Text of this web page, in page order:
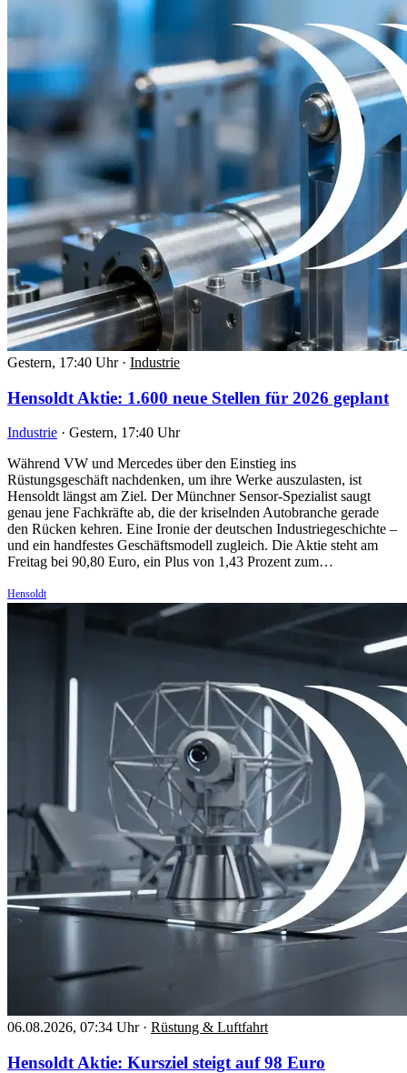
Gestern, 17:40 Uhr · Industrie
Hensoldt Aktie: 1.600 neue Stellen für 2026 geplant
Industrie · Gestern, 17:40 Uhr
Während VW und Mercedes über den Einstieg ins
Rüstungsgeschäft nachdenken, um ihre Werke auszulasten, ist
Hensoldt längst am Ziel. Der Münchner Sensor-Spezialist saugt
genau jene Fachkräfte ab, die der kriselnden Autobranche gerade
den Rücken kehren. Eine Ironie der deutschen Industriegeschichte –
und ein handfestes Geschäftsmodell zugleich. Die Aktie steht am
Freitag bei 90,80 Euro, ein Plus von 1,43 Prozent zum…
Hensoldt
06.08.2026, 07:34 Uhr · Rüstung & Luftfahrt
Hensoldt Aktie: Kursziel steigt auf 98 Euro